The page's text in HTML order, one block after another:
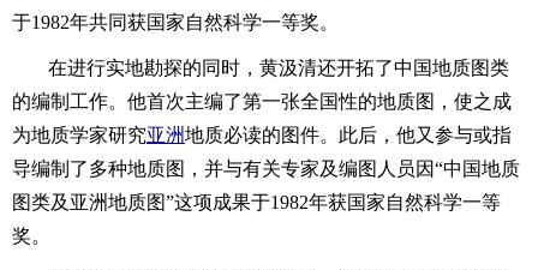
于1982年共同获国家自然科学一等奖。
在进行实地勘探的同时，黄汲清还开拓了中国地质图类
的编制工作。他首次主编了第一张全国性的地质图，使之成
为地质学家研究亚洲地质必读的图件。此后，他又参与或指
导编制了多种地质图，并与有关专家及编图人员因“中国地质
图类及亚洲地质图”这项成果于1982年获国家自然科学一等
奖。